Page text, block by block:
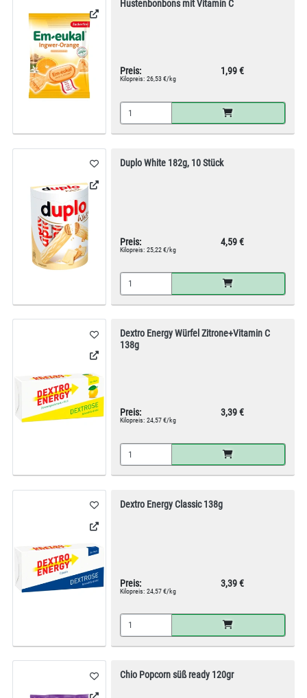
Hustenbonbons mit Vitamin C
Preis: 1,99 €
Kilopreis: 26,53 €/kg
Duplo White 182g, 10 Stück
Preis: 4,59 €
Kilopreis: 25,22 €/kg
Dextro Energy Würfel Zitrone+Vitamin C
138g
Preis: 3,39 €
Kilopreis: 24,57 €/kg
Dextro Energy Classic 138g
Preis: 3,39 €
Kilopreis: 24,57 €/kg
Chio Popcorn süß ready 120gr